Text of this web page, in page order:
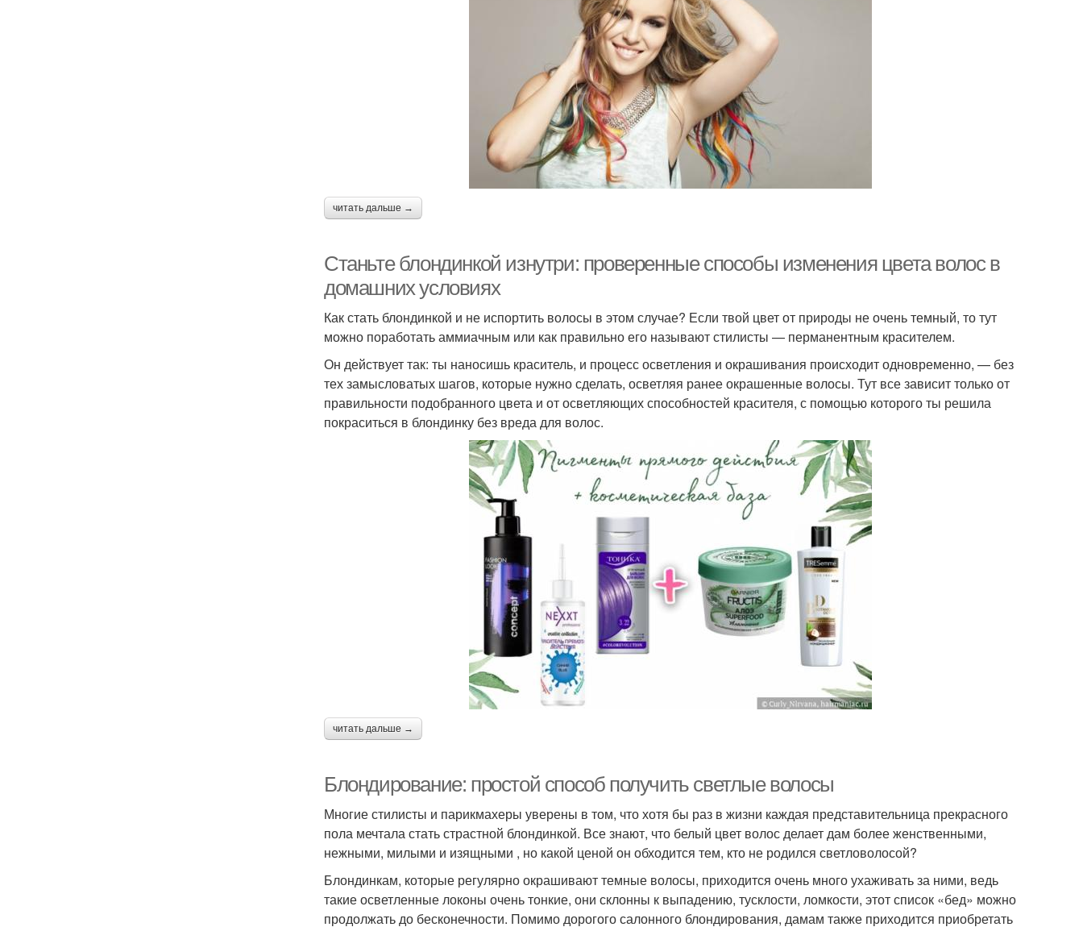
читать дальше →
Станьте блондинкой изнутри: проверенные способы изменения цвета волос в
домашних условиях
Как стать блондинкой и не испортить волосы в этом случае? Если твой цвет от природы не очень темный, то тут
можно поработать аммиачным или как правильно его называют стилисты — перманентным красителем.
Он действует так: ты наносишь краситель, и процесс осветления и окрашивания происходит одновременно, — без
тех замысловатых шагов, которые нужно сделать, осветляя ранее окрашенные волосы. Тут все зависит только от
правильности подобранного цвета и от осветляющих способностей красителя, с помощью которого ты решила
покраситься в блондинку без вреда для волос.
читать дальше →
Блондирование: простой способ получить светлые волосы
Многие стилисты и парикмахеры уверены в том, что хотя бы раз в жизни каждая представительница прекрасного
пола мечтала стать страстной блондинкой. Все знают, что белый цвет волос делает дам более женственными,
нежными, милыми и изящными , но какой ценой он обходится тем, кто не родился светловолосой?
Блондинкам, которые регулярно окрашивают темные волосы, приходится очень много ухаживать за ними, ведь
такие осветленные локоны очень тонкие, они склонны к выпадению, тусклости, ломкости, этот список «бед» можно
продолжать до бесконечности. Помимо дорогого салонного блондирования, дамам также приходится приобретать